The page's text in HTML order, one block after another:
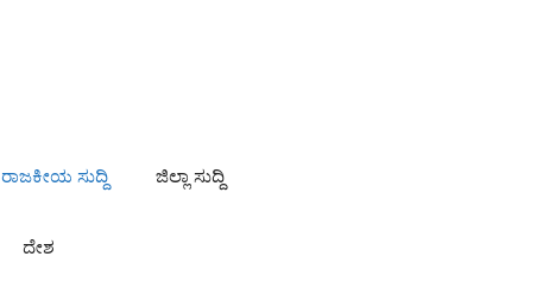
ರಾಜಕೀಯ ಸುದ್ದಿ ಜಿಲ್ಲಾ ಸುದ್ದಿ
ದೇಶ